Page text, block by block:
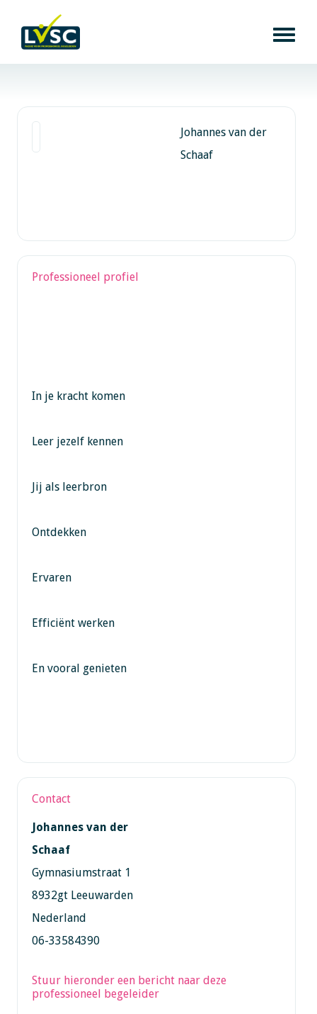
Johannes van der
Schaaf
Professioneel profiel
In je kracht komen
Leer jezelf kennen
Jij als leerbron
Ontdekken
Ervaren
Efficiënt werken
En vooral genieten
Contact
Johannes van der
Schaaf
Gymnasiumstraat 1
8932gt Leeuwarden
Nederland
06-33584390
Stuur hieronder een bericht naar deze
professioneel begeleider